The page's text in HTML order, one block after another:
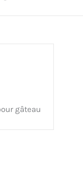
gâteau